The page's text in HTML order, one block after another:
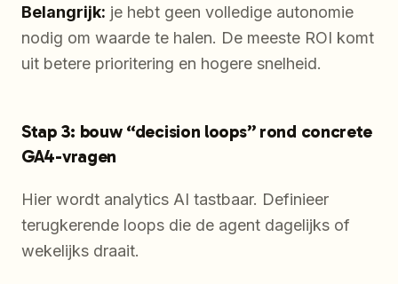
Belangrijk: je hebt geen volledige autonomie
nodig om waarde te halen. De meeste ROI komt
uit betere prioritering en hogere snelheid.
Stap 3: bouw “decision loops” rond concrete
GA4-vragen
Hier wordt analytics AI tastbaar. Definieer
terugkerende loops die de agent dagelijks of
wekelijks draait.